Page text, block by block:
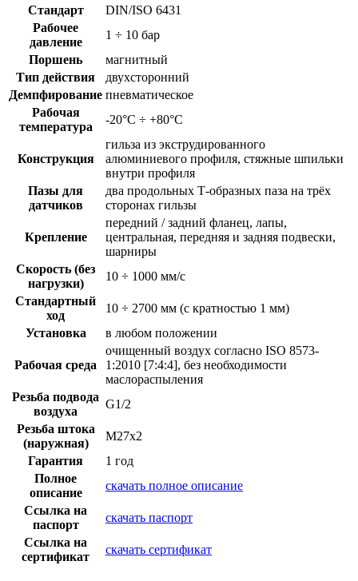
Стандарт
DIN/ISO 6431
Рабочее
давление
1 ÷ 10 бар
Поршень
магнитный
Тип действия
двухсторонний
Демпфирование пневматическое
Рабочая
температура
-20°C ÷ +80°C
Конструкция
гильза из экструдированного
алюминиевого профиля, стяжные шпильки
внутри профиля
Пазы для
датчиков
два продольных Т-образных паза на трёх
сторонах гильзы
Крепление
передний / задний фланец, лапы,
центральная, передняя и задняя подвески,
шарниры
Скорость (без
нагрузки)
10 ÷ 1000 мм/с
Стандартный
ход
10 ÷ 2700 мм (с кратностью 1 мм)
Установка
в любом положении
Рабочая среда
очищенный воздух согласно ISO 8573-
1:2010 [7:4:4], без необходимости
маслораспыления
Резьба подвода
воздуха
G1/2
Резьба штока
(наружная)
M27x2
Гарантия
1 год
Полное
описание
скачать полное описание
Ссылка на
паспорт
скачать паспорт
Ссылка на
сертификат
скачать сертификат